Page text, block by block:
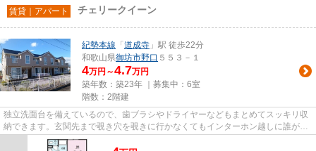
賃貸｜アパート チェリークイーン
紀勢本線 「 道成寺 」駅 徒歩22分
和歌山県御坊市野口 ５５３－１
4万円～4.7万円
築年数：築23年 ｜募集中： 6室
階数：2階建
独立洗面台を備えているので、歯ブラシやドライヤーなどもまとめてスッキリ収
納できます。玄関先まで覗き穴を覗きに行かなくてもインターホン越しに誰が来
たのかを確認できるので安心...